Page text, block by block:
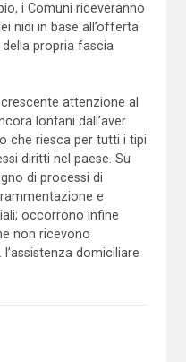
i Comuni riceveranno
nidi in base all’offerta
propria fascia
attenzione al
lontani dall’aver
che riesca per tutti i tipi
diritti nel paese. Su
di processi di
e
occorrono infine
non ricevono
domiciliare